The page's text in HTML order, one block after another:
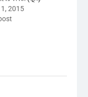
2015